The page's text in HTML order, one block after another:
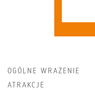
OGÓLNE WRAŻENIE
ATRAKCJE